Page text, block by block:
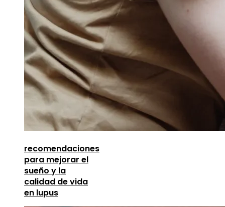
recomendaciones
para mejorar el
sueño y la
calidad de vida
en lupus